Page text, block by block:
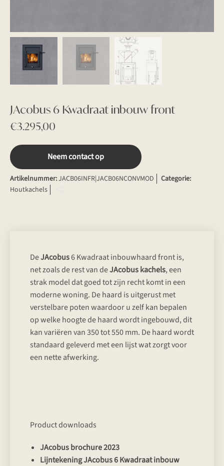
JAcobus 6 Kwadraat inbouw front
€3.295,00
Neem contact op
Artikelnummer:JACB06INFR|JACB06NCONVMOD
Categorie:
Houtkachels
DeJAcobus6 Kwadraat inbouwhaard front is,
net zoals de rest van deJAcobus kachels, een
strak model dat goed tot zijn recht komt in een
moderne woning. De haard is uitgerust met
verstelbare poten waardoor u zelf kan bepalen
op welke hoogte de haard wordt ingebouwd, dit
kan variëren van 350 tot 550 mm. De haard wordt
standaard geleverd met een lijst wat zorgt voor
een nette afwerking.
Product downloads
JAcobus brochure 2023
Lijntekening JAcobus 6 Kwadraat inbouw